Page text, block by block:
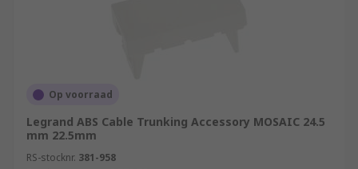
Op voorraad
Legrand ABS Cable Trunking Accessory MOSAIC 24.5
mm 22.5mm
RS-stocknr. 381-958